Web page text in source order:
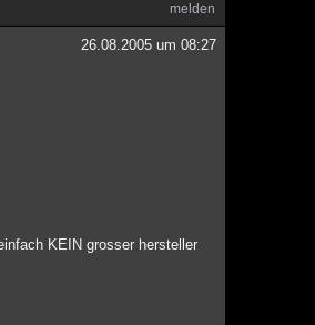
melden
26.08.2005 um 08:27
KEIN grosser hersteller